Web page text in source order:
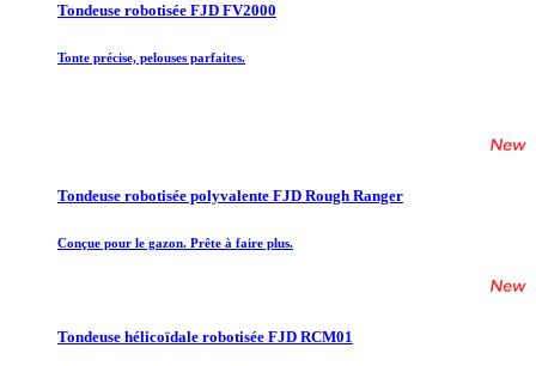
Tondeuse robotisée FJD FV2000
Tonte précise, pelouses parfaites.
Tondeuse robotisée polyvalente FJD Rough Ranger
Conçue pour le gazon. Prête à faire plus.
Tondeuse hélicoïdale robotisée FJD RCM01